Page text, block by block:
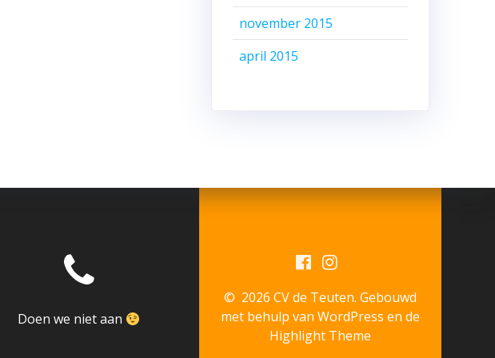
november 2015
april 2015
Doen we niet aan
© 2026 CV de Teuten. Gebouwd
met behulp van WordPress en de
Highlight Theme